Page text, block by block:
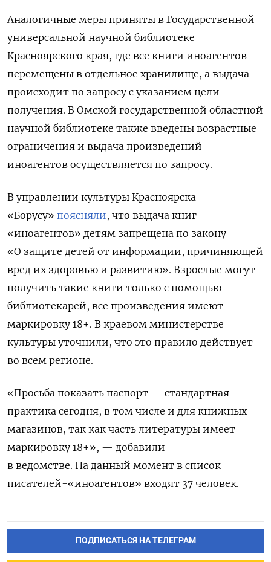
Аналогичные меры приняты в Государственной
универсальной научной библиотеке
Красноярского края, где все книги иноагентов
перемещены в отдельное хранилище, а выдача
происходит по запросу с указанием цели
получения. В Омской государственной областной
научной библиотеке также введены возрастные
ограничения и выдача произведений
иноагентов осуществляется по запросу.
В управлении культуры Красноярска
«Борусу» поясняли, что выдача книг
«иноагентов» детям запрещена по закону
«О защите детей от информации, причиняющей
вред их здоровью и развитию». Взрослые могут
получить такие книги только с помощью
библиотекарей, все произведения имеют
маркировку 18+. В краевом министерстве
культуры уточнили, что это правило действует
во всем регионе.
«Просьба показать паспорт — стандартная
практика сегодня, в том числе и для книжных
магазинов, так как часть литературы имеет
маркировку 18+», — добавили
в ведомстве. На данный момент в список
писателей-«иноагентов» входят 37 человек.
ПОДПИСАТЬСЯ НА ТЕЛЕГРАМ